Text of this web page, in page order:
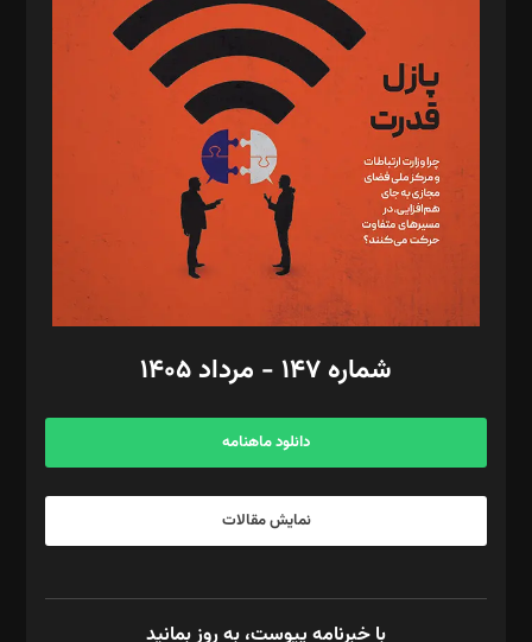
د‌بیر تحریریه آنلاین: بابک نقاش
تحریریه‌: مجتبی محمود‌ی، آرش برهمند، یسنا امان‌پور، سروش کرمیان،
مصطفی مسجدی آرانی، ابوالفضل رجبی، زهرا فکرانه، فائزه فتحی
رستمی،مصطفی باستان
ویرایش: نگار استاد‌‌آقا
طراح یونیفرم: مجید توکلی
فیلمبرداری و عکاسی: امیر شفیعی، مانی لطفی زاده
گرافیک و صفحه‌آرایی: سید‌سبحان‌علی ثابت
مد‌یر توسعه تجاری: کامبیز برید‌
امور مالی: شاپور رهبری، محمد‌ کاظمی‌نیا
آگهی و مشترکین: ۰۹۱۹۹۹۹۰۴۵۴
شماره ۱۴۷ - مرداد ۱۴۰۵
دانلود ماهنامه
نمایش مقالات
با خبرنامه پیوست، به روز بمانید